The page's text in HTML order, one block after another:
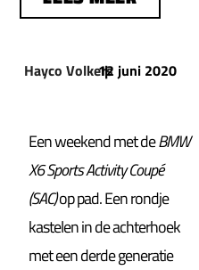
Hayco Volkers
|
12 juni 2020
Een weekend met deBMW
X6 Sports Activity Coupé
(SAC)op pad. Een rondje
kastelen in de achterhoek
met een derde generatie